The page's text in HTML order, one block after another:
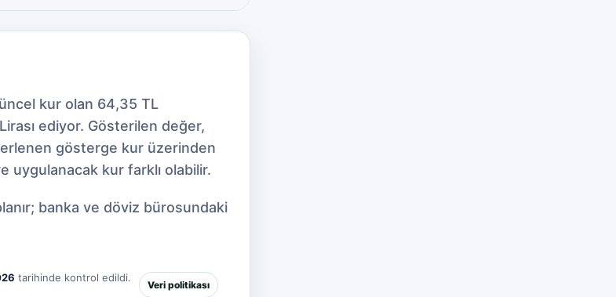
kur olan 64,35 TL
ediyor. Gösterilen değer,
gösterge kur üzerinden
uygulanacak kur farklı olabilir.
banka ve döviz bürosundaki
tarihinde kontrol edildi.
Veri politikası